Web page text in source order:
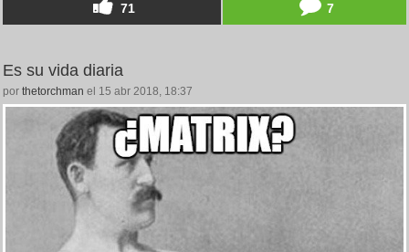
71 7
Es su vida diaria
por thetorchman el 15 abr 2018, 18:37